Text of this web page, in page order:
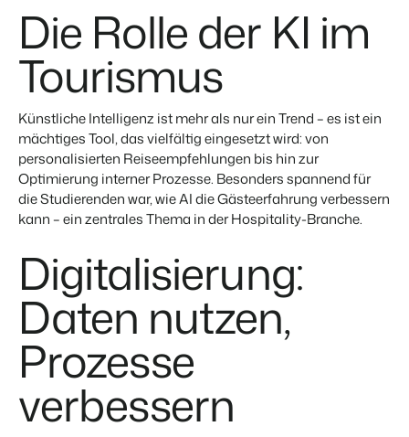
Kundenstory lesen
Die Rolle der KI im
Tourismus
Künstliche Intelligenz ist mehr als nur ein Trend – es ist ein
mächtiges Tool, das vielfältig eingesetzt wird: von
personalisierten Reiseempfehlungen bis hin zur
Optimierung interner Prozesse. Besonders spannend für
die Studierenden war, wie AI die Gästeerfahrung verbessern
kann – ein zentrales Thema in der Hospitality-Branche.
Digitalisierung:
Daten nutzen,
Prozesse
verbessern